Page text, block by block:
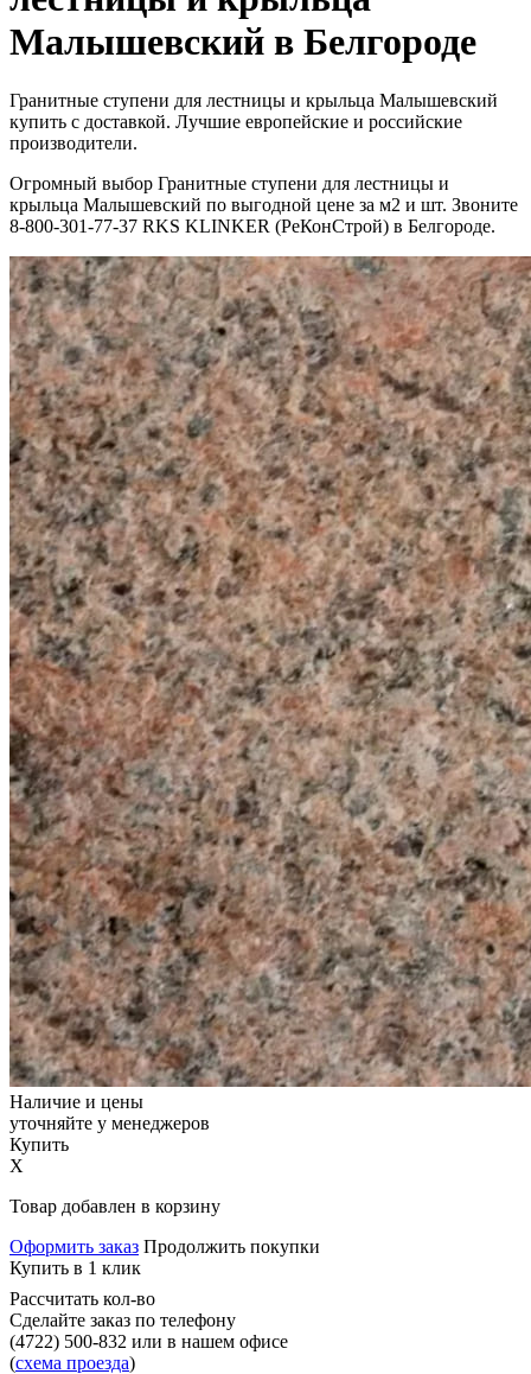
Малышевский в Белгороде
Гранитные ступени для лестницы и крыльца Малышевский
купить с доставкой. Лучшие европейские и российские
производители.
Огромный выбор Гранитные ступени для лестницы и
крыльца Малышевский по выгодной цене за м2 и шт. Звоните
8-800-301-77-37 RKS KLINKER (РеКонСтрой) в Белгороде.
Наличие и цены
уточняйте у менеджеров
Купить
X
Товар добавлен в корзину
Оформить заказ Продолжить покупки
Купить в 1 клик
Рассчитать кол-во
Сделайте заказ по телефону
(4722) 500-832 или в нашем офисе
(схема проезда)